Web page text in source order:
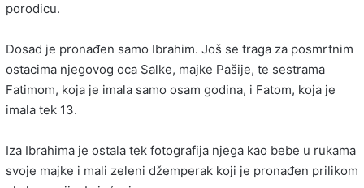
porodicu.
Dosad je pronađen samo Ibrahim. Još se traga za posmrtnim
ostacima njegovog oca Salke, majke Pašije, te sestrama
Fatimom, koja je imala samo osam godina, i Fatom, koja je
imala tek 13.
Iza Ibrahima je ostala tek fotografija njega kao bebe u rukama
svoje majke i mali zeleni džemperak koji je pronađen prilikom